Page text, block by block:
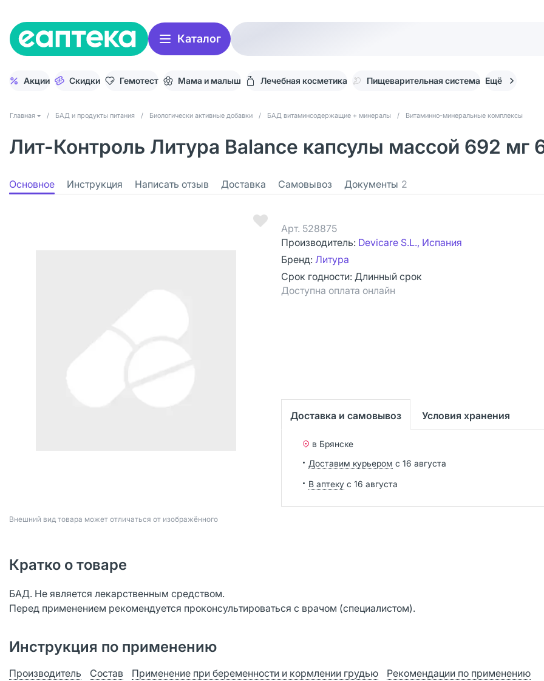
Каталог
Акции Скидки Гемотест Мама и малыш Лечебная косметика Пищеварительная система Ещё
Главная / БАД и продукты питания / Биологически активные добавки / БАД витаминсодержащие + минералы / Витаминно-минеральные комплексы
Лит-Контроль Литура Balance капсулы массой 692 мг
Основное Инструкция Написать отзыв Доставка Самовывоз Документы 2
Bнешний вид товара может отличаться от изображённого
Арт. 528875
Производитель: Devicare S.L., Испания
Бренд: Литура
Срок годности: Длинный срок
Доступна оплата онлайн
Доставка и самовывоз Условия хранения
в Брянске
Доставим курьером с 16 августа
В аптеку с 16 августа
Кратко о товаре
БАД. Не является лекарственным средством.
Перед применением рекомендуется проконсультироваться с врачом (специалистом).
Инструкция по применению
Производитель Состав Применение при беременности и кормлении грудью
Рекомендации по применению